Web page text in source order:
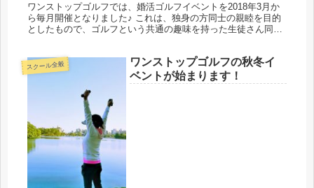
ワンストップゴルフでは、婚活ゴルフイベントを2018年3月か
ら毎月開催となりました♪ これは、独身の方同士の親睦を目的
としたもので、ゴルフという共通の趣味を持った生徒さん同士
スクール全般
ワンストップゴルフの秋冬イ
ベントが始まります！